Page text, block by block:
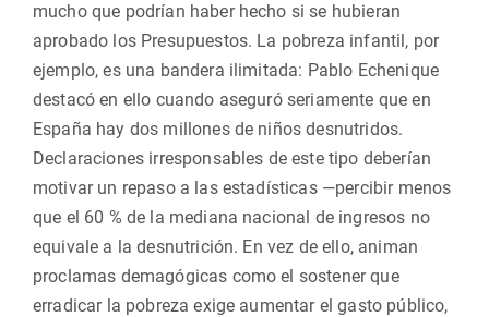
mucho que podrían haber hecho si se hubieran
aprobado los Presupuestos. La pobreza infantil, por
ejemplo, es una bandera ilimitada: Pablo Echenique
destacó en ello cuando aseguró seriamente que en
España hay dos millones de niños desnutridos.
Declaraciones irresponsables de este tipo deberían
motivar un repaso a las estadísticas —percibir menos
que el 60 % de la mediana nacional de ingresos no
equivale a la desnutrición. En vez de ello, animan
proclamas demagógicas como el sostener que
erradicar la pobreza exige aumentar el gasto público,